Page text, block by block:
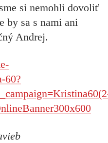
si nemohli dovoliť
by sa s nami ani
Andrej.
60?